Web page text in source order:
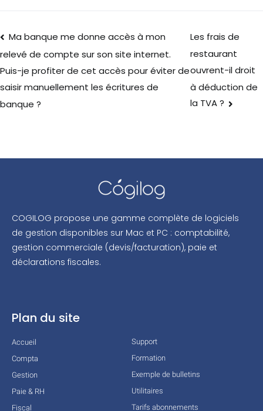
Ma banque me donne accès à mon
relevé de compte sur son site internet.
Puis-je profiter de cet accès pour éviter de
saisir manuellement les écritures de
banque ?
Les frais de
restaurant
ouvrent-il droit
à déduction de
la TVA ?
COGILOG propose une gamme complète de logiciels
de gestion disponibles sur Mac et PC : comptabilité,
gestion commerciale (devis/facturation), paie et
déclarations fiscales.
Plan du site
Accueil
Compta
Gestion
Paie & RH
Fiscal
Support
Formation
Exemple de bulletins
Utilitaires
Tarifs abonnements